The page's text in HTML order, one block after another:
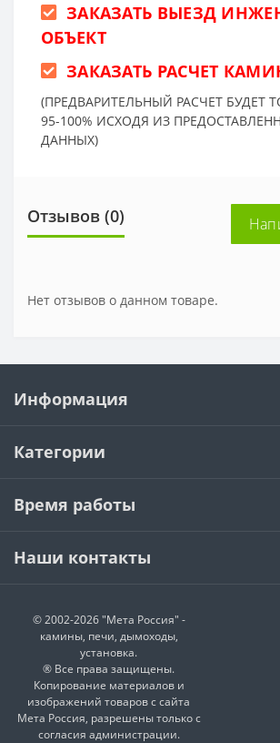
ЗАКАЗАТЬ ВЫЕЗД
ОБЪЕКТ
ЗАКАЗАТЬ РАСЧЕТ
(ПРЕДВАРИТЕЛЬНЫЙ РАСЧЕТ БУДЕТ
95-100% ИСХОДЯ ИЗ
ДАННЫХ)
Отзывов (0)
Нет отзывов о данном товаре.
Информация
Категории
Время работы
Наши контакты
© 2002-2026 "Мета Россия" -
камины, печи, дымоходы,
установка.
® Все права защищены.
Копирование материалов и
изображений товаров с сайта
Мета Россия, разрешены только с
согласия администрации.